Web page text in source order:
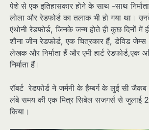
पेशे से एक इतिहासकार होने के साथ -साथ
लोला और रेडफोर्ड का तलाक भी हो गया था।
एंथोनी रेडफोर्ड, जिनके जन्म होते ही कुछ दिनों में
शौना जीन रेडफोर्ड, एक चित्रकार हैं, डेविड जेम्स
लेखक और निर्माता हैं और एमी हार्ट रेडफोर्ड,एक
निर्माता हैं।
रॉबर्ट रेडफोर्ड ने जर्मनी के हैम्बर्ग के लुई सी
लंबे समय की एक मित्र सिबेल सजगर्स से जुलाई
किया।